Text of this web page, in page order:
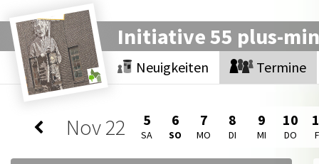
Initiative 55 plus-
Neuigkeiten Termine
Nov22 5
SA
6
SO
7
MO
8
DI
9
MI
10
DO